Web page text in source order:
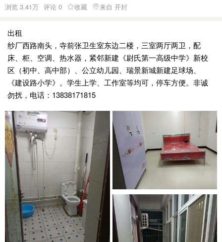
浏览 3.41万 评论 0 收藏 来自 开封
出租
纱厂西路南头，寺前张卫生室东边二楼，三室两厅两卫，配
床、柜、空调、热水器，紧邻新建《尉氏第一高级中学》新校
区（初中、高中部）、公立幼儿园、瑞景新城新建足球场、
《建设路小学》。学生上学、工作室等均可，停车方便。非诚
勿扰，电话：13838171815